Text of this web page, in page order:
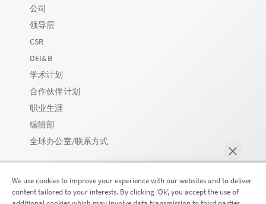
公司
领导层
CSR
DEI&B
学术计划
合作伙伴计划
职业生涯
编辑部
全球办公室/联系方式
We use cookies to improve your experience with our websites and to deliver
content tailored to your interests. By clicking ‘Ok’, you accept the use of